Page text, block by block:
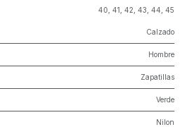
40 41 42 43 44 45
Calzado
Hombre
Zapatillas
Verde
Nilon